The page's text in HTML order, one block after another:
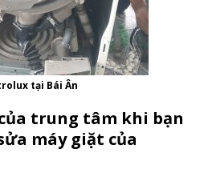
tại Bái Ân
trung tâm khi bạn
máy giặt của